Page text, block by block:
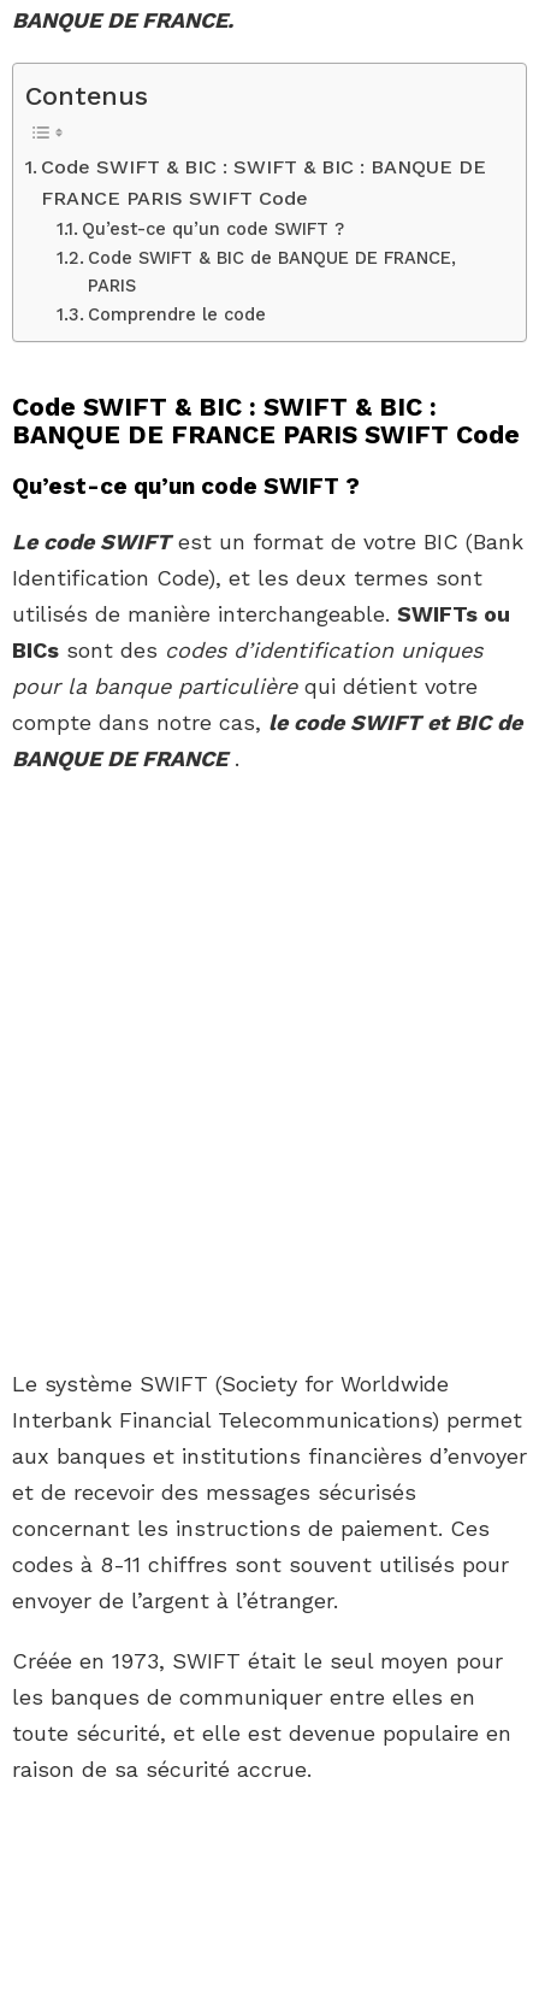
BANQUE DE FRANCE.
Contenus
Code SWIFT & BIC : SWIFT & BIC : BANQUE DE
FRANCE PARIS SWIFT Code
Qu’est-ce qu’un code SWIFT ?
Code SWIFT & BIC de BANQUE DE FRANCE,
PARIS
Comprendre le code
Code SWIFT & BIC : SWIFT & BIC :
BANQUE DE FRANCE PARIS SWIFT Code
Qu’est-ce qu’un code SWIFT ?
Le code SWIFTest un format de votre BIC (Bank
Identification Code), et les deux termes sont
utilisés de manière interchangeable. SWIFTs ou
BICs sont des codes d’identification uniques
pour la banque particulière qui détient votre
compte dans notre cas, le code SWIFT et BIC de
BANQUE DE FRANCE.
Le système SWIFT (Society for Worldwide
Interbank Financial Telecommunications) permet
aux banques et institutions financières d’envoyer
et de recevoir des messages sécurisés
concernant les instructions de paiement. Ces
codes à 8-11 chiffres sont souvent utilisés pour
envoyer de l’argent à l’étranger.
Créée en 1973, SWIFT était le seul moyen pour
les banques de communiquer entre elles en
toute sécurité, et elle est devenue populaire en
raison de sa sécurité accrue.